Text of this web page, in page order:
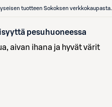
tuotteen Sokoksen verkkokaupasta.
pesuhuoneessa
aivan ihana ja hyvät värit